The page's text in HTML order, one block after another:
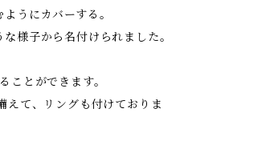
うにカバーする。
様子から名付けられました。
ことができます。
えて、リングも付けておりま